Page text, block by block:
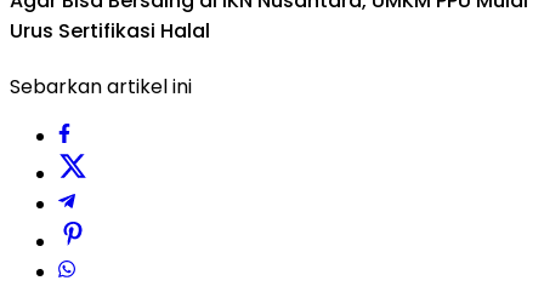
Urus Sertifikasi Halal
Sebarkan artikel ini